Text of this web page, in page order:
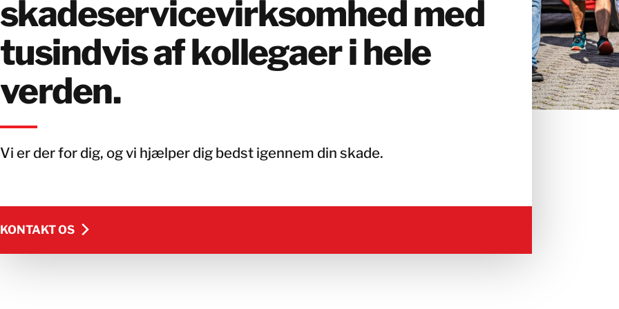
skadeservicevirksomhed med
tusindvis af kollegaer i hele
verden.
Vi er der for dig, og vi hjælper dig bedst igennem din skade.
KONTAKT OS